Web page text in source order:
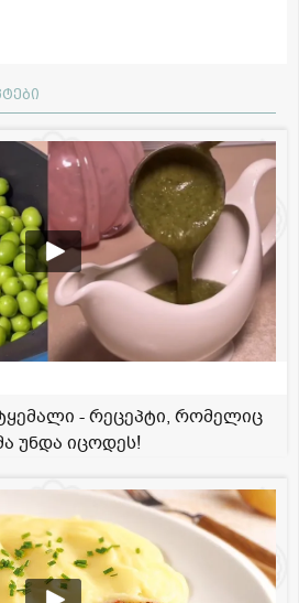
- რეცეპტი, რომელიც
უნდა იცოდეს!